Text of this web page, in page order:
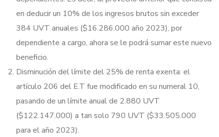
en deducir un 10% de los ingresos brutos sin exceder
384 UVT anuales ($16.286.000 año 2023), por
dependiente a cargo, ahora se le podrá sumar este nuevo
beneficio.
Disminución del límite del 25% de renta exenta: el
artículo 206 del E.T fue modificado en su numeral 10,
pasando de un límite anual de 2.880 UVT
($122.147.000) a tan solo 790 UVT ($33.505.000
para el año 2023).